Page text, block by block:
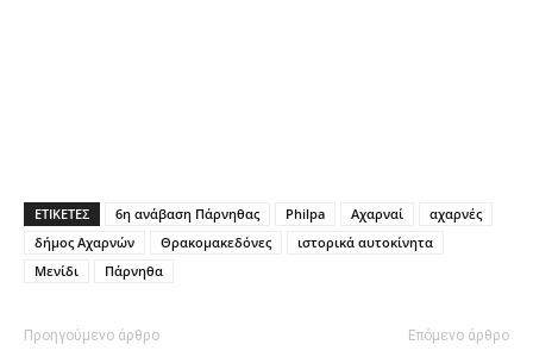
ΕΤΙΚΕΤΕΣ 6η ανάβαση Πάρνηθας Philpa Αχαρναί
αχαρνές
δήμος Αχαρνών
Θρακομακεδόνες
ιστορικά αυτοκίνητα
Μενίδι
Πάρνηθα
Προηγούμενο άρθρο Επόμενο άρθρο